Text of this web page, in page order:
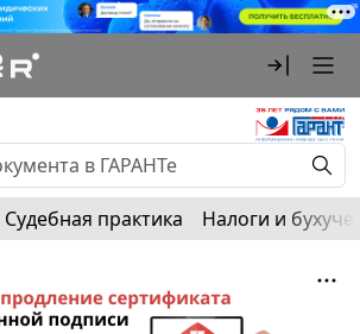
Судебная практика Налоги и